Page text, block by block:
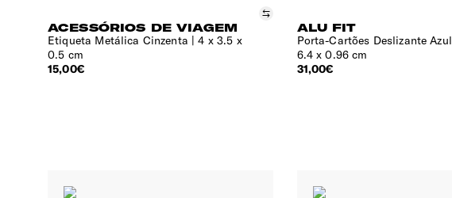
ACESSÓRIOS DE VIAGEM
Etiqueta Metálica Cinzenta
4 x 3.5 x
0.5 cm
Comparar
15,00€
ALU FIT
Porta-Cartões Deslizante Azul
6.4 x 0.96 cm
31,00€